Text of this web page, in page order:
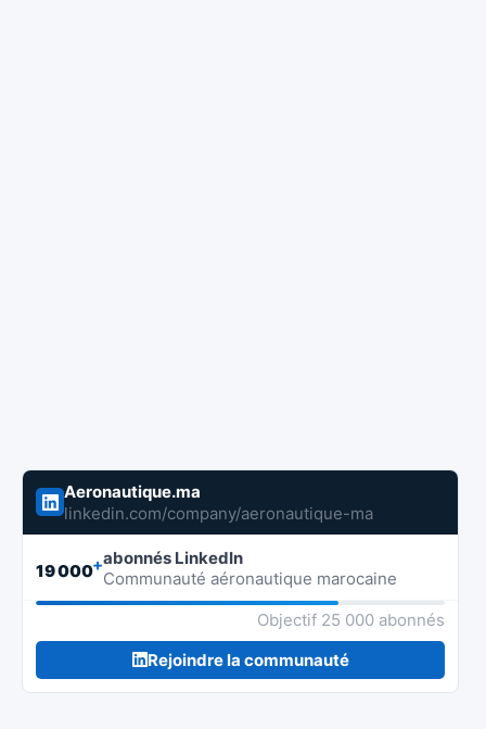
Aeronautique.ma
linkedin.com/company/aeronautique-ma
19 000+abonnés LinkedIn
Communauté aéronautique marocaine
Objectif 25 000 abonnés
Rejoindre la communauté